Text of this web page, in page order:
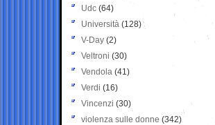
Udc (64)
Università (128)
V-Day (2)
Veltroni (30)
Vendola (41)
Verdi (16)
Vincenzi (30)
violenza sulle donne (342)